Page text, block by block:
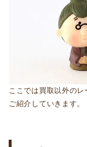
ここでは買取以外の
ご紹介していきます。